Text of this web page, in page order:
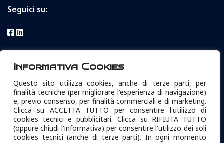
Informativa Cookies
Questo sito utilizza cookies, anche di terze parti, per
finalità tecniche (per migliorare l'esperienza di navigazione)
e, previo consenso, per finalità commerciali e di marketing.
Clicca su ACCETTA TUTTO per consentire l'utilizzo di
cookies tecnici e pubblicitari. Clicca su RIFIUTA TUTTO
(oppure chiudi l'informativa) per consentire l'utilizzo dei soli
cookies tecnici (anche di terze parti). In ogni momento
Seguici su:
W.P. format S.r.l. Sicurezza Informatica Torino
P.IVA e Cod. Fisc. 04392430015
Reg. Impr. TO, n° 04392430015
REA TO629369
Cap. Sociale € 10.400 i.v.
sede legale e operativa via Livorno 60 10144 Torino
info@pec.wpformat.com